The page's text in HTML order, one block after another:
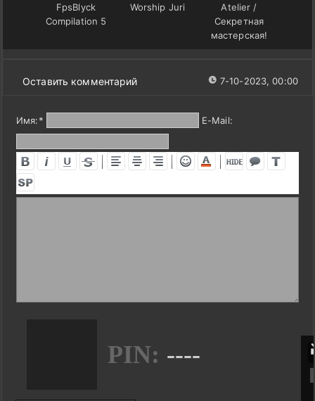
FpsBlyck
Compilation 5
Worship Juri
Atelier /
Секретная
мастерская!
Оставить комментарий 7-10-2023, 00:00
Имя:* E-Mail:
PIN: ----